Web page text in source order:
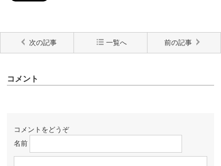
次の記事 一覧へ 前の記事
コメント
コメントをどうぞ
名前